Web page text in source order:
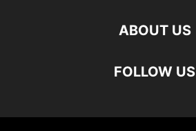
ABOUT US
FOLLOW US